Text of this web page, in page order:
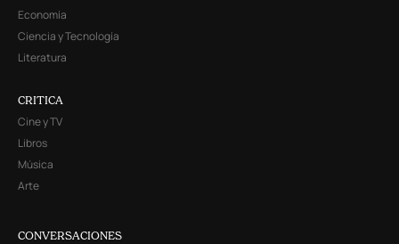
Economía
Ciencia y Tecnología
Literatura
CRITICA
Cine y TV
Libros
Música
Arte
CONVERSACIONES